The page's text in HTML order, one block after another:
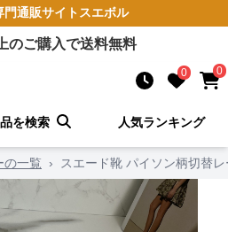
門通販サイト スエボル
のご購入で送料無料
0 0
を検索 人気ランキング
の一覧 › スエード靴 パイソン柄切替